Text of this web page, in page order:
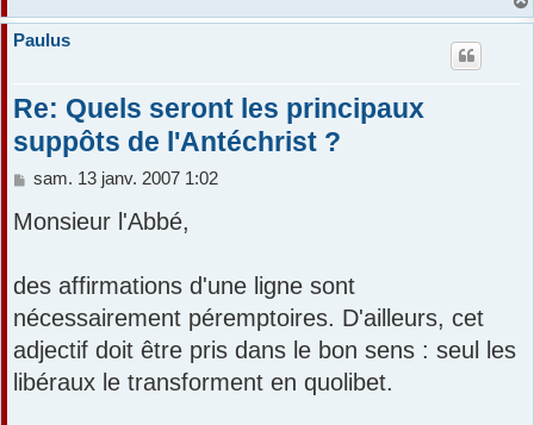
Paulus
Re: Quels seront les principaux
suppôts de l'Antéchrist ?
M
s
g
e
sam. 13 janv. 2007 1:02
Monsieur l'Abbé,
des affirmations d'une ligne sont
nécessairement péremptoires. D'ailleurs, cet
adjectif doit être pris dans le bon sens : seul les
libéraux le transforment en quolibet.